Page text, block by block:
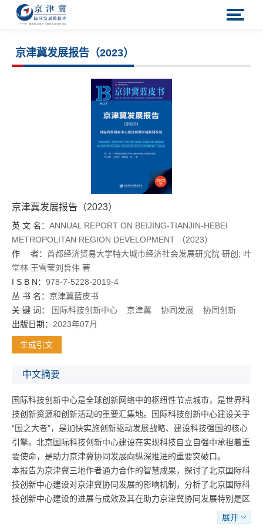
京津冀发展报告（2023）
京津冀发展报告（2023）
英 文 名： ANNUAL REPORT ON BEIJING-TIANJIN-HEBEI
METROPOLITAN REGION DEVELOPMENT （2023）
作 者： 首都经济贸易大学特大城市经济社会发展研究院 研创; 叶
堂林 王雪莹刘哲伟 著
I S B N： 978-7-5228-2019-4
丛 书 名： 京津冀蓝皮书
关 键 词：
国际科技创新中心 京津冀 协同发展
协同创新
出版日期： 2023年07月
生成引文
中文摘要
国际科技创新中心是全球创新网络中的枢纽性节点城市，是世界科
技创新资源和创新活动的重要汇集地。国际科技创新中心建设关乎
“国之大者”，是加快实施创新驱动发展战略、建设科技强国的核心
引擎。北京国际科技创新中心建设在实现科技自立自强中承担着重
要使命，是助力京津冀协同发展向纵深推进的重要突破口。
本报告为京津冀三地作者通力合作的智慧成果，探讨了北京国际科
技创新中心建设对京津冀协同发展的影响机制，分析了北京国际科
技创新中心建设的进展与成效及其在助力京津冀协同发展特别是区
本报告认为，北京建设国际科技创新中心对京津冀协同发展的影响
展开